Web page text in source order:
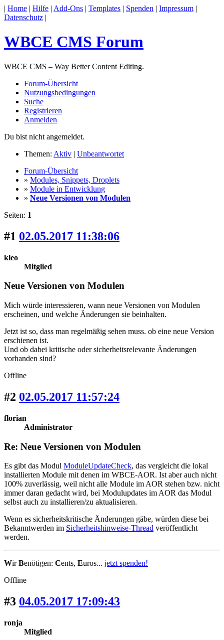
| Home | Hilfe | Add-Ons | Templates | Spenden | Impressum |
Datenschutz |
WBCE CMS Forum
WBCE CMS – Way Better Content Editing.
Forum-Übersicht
Nutzungsbedingungen
Suche
Registrieren
Anmelden
Du bist nicht angemeldet.
Themen: Aktiv | Unbeantwortet
Forum-Übersicht
» Modules, Snippets, Droplets
» Module in Entwicklung
» Neue Versionen von Modulen
Seiten: 1
#1 02.05.2017 11:38:06
kleo
Mitglied
Neue Versionen von Modulen
Mich würde interessieren, wann neue Versionen von Modulen
erscheinen, und welche Änderungen sie beinhalten.
Jetzt ist so, dass man regelmäßig sehen muss. ob eine neue Version
erschienen ist.
Und ob dabei kritische oder sicherheitsrelevante Änderungen
vorhanden sind?
Offline
#2 02.05.2017 11:57:24
florian
Administrator
Re: Neue Versionen von Modulen
Es gibt das Modul ModuleUpdateCheck, das vergleicht die lokal
installierten Module mit denen im WBCE-AOR. Ist aber auch nicht
100% zuverlässig, weil nicht alle Module im AOR stehen bzw. nicht
immer daran gedacht wird, bei Modulupdates im AOR das Modul
selbst auch zu installieren/zu aktualisieren.
Wenn es sicherheitskritische Änderungen gäbe, würden diese bei
Bekanntwerden im Sicherheitshinweise-Thread veröffentlicht
werden.
WirBenötigen: Cents, Euros... jetzt spenden!
Offline
#3 04.05.2017 17:09:43
ronja
Mitglied